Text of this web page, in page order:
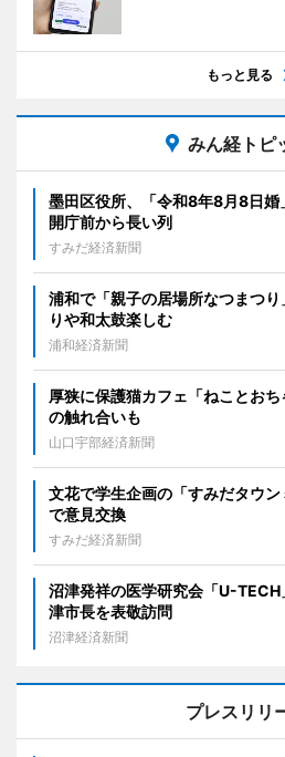
もっと見る
みん経トピ
墨田区役所、「令和8年8月8日
開庁前から長い列
すみだ経済新聞
浦和で「親子の居場所なつまつ
りや和太鼓楽しむ
浦和経済新聞
厚狭に保護猫カフェ「ねことお
の触れ合いも
山口宇部経済新聞
文花で学生企画の「すみだタウ
で意見交換
すみだ経済新聞
沼津発祥の医学研究会「U-
津市長を表敬訪問
沼津経済新聞
プレスリリ